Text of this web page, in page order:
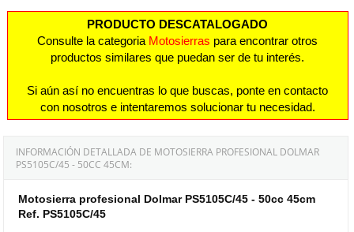
PRODUCTO DESCATALOGADO
Consulte la categoria Motosierras para encontrar otros
productos similares que puedan ser de tu interés.
Si aún así no encuentras lo que buscas, ponte en contacto
con nosotros e intentaremos solucionar tu necesidad.
INFORMACIÓN DETALLADA DE MOTOSIERRA PROFESIONAL DOLMAR
PS5105C/45 - 50CC 45CM:
Motosierra profesional Dolmar PS5105C/45 - 50cc 45cm
Ref. PS5105C/45